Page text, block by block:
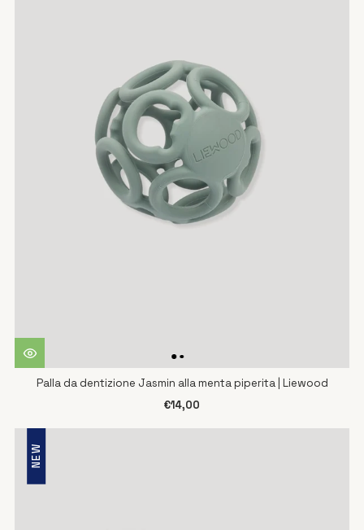
Palla da dentizione Jasmin alla menta piperita | Liewood
€14,00
NEW